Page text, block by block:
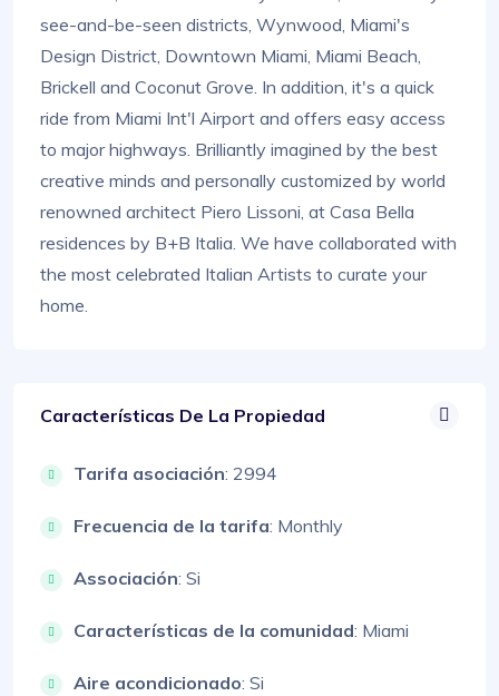
see-and-be-seen districts, Wynwood, Miami's
Design District, Downtown Miami, Miami Beach,
Brickell and Coconut Grove. In addition, it's a quick
ride from Miami Int'l Airport and offers easy access
to major highways. Brilliantly imagined by the best
creative minds and personally customized by world
renowned architect Piero Lissoni, at Casa Bella
residences by B+B Italia. We have collaborated with
the most celebrated Italian Artists to curate your
home.
Características De La Propiedad
Tarifa asociación: 2994
Frecuencia de la tarifa: Monthly
Associación: Si
Características de la comunidad: Miami
Aire acondicionado: Si